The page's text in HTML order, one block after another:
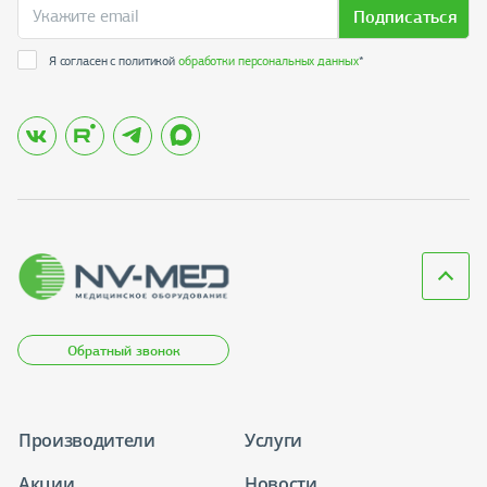
Подписаться
Я согласен с политикойобработки персональных данных*
Обратный звонок
Производители
Услуги